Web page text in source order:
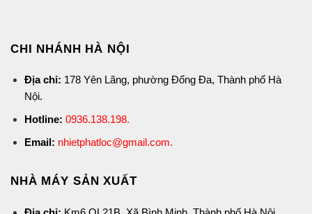
CHI NHÁNH HÀ NỘI
Địa chỉ: 178 Yên Lãng, phường Đống Đa, Thành phố Hà
Nội.
Hotline: 0936.138.198.
Email: nhietphatloc@gmail.com.
NHÀ MÁY SẢN XUẤT